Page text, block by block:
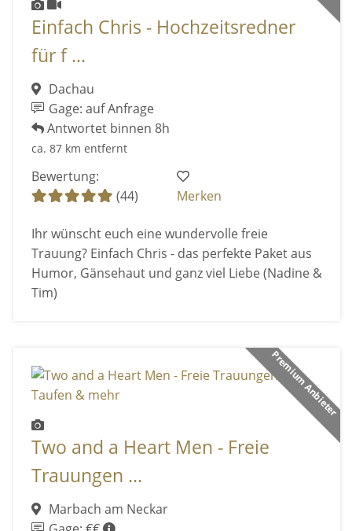
Einfach Chris - Hochzeitsredner
für f ...
Dachau
Gage: auf Anfrage
Antwortet binnen 8h
ca. 87 km entfernt
Bewertung:
(44)
Merken
Ihr wünscht euch eine wundervolle freie
Trauung? Einfach Chris - das perfekte Paket aus
Humor, Gänsehaut und ganz viel Liebe (Nadine &
Tim)
Premium Anbieter
Two and a Heart Men - Freie
Trauungen ...
Marbach am Neckar